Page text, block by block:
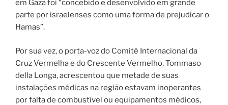
em Gaza foi “concebido e desenvolvido em grande
parte por israelenses como uma forma de prejudicar o
Hamas”.
Por sua vez, o porta-voz do Comitê Internacional da
Cruz Vermelha e do Crescente Vermelho, Tommaso
della Longa, acrescentou que metade de suas
instalações médicas na região estavam inoperantes
por falta de combustível ou equipamentos médicos,